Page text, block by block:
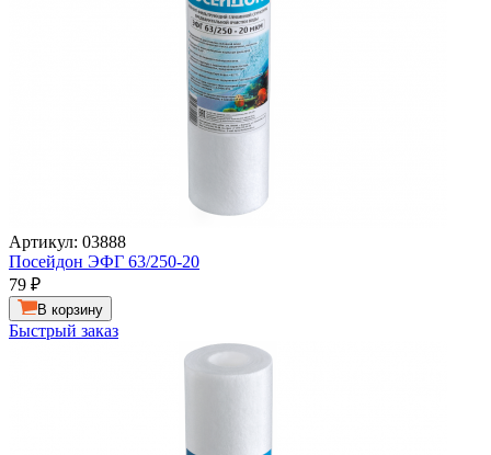
Артикул: 03888
Посейдон ЭФГ 63/250-20
79 ₽
В корзину
Быстрый заказ